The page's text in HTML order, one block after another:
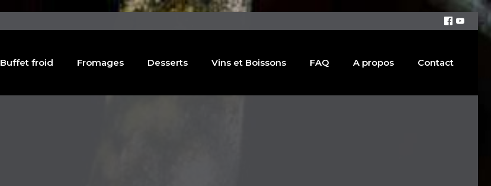
Buffet froid Fromages Desserts Vins et Boissons FAQ A propos Contact